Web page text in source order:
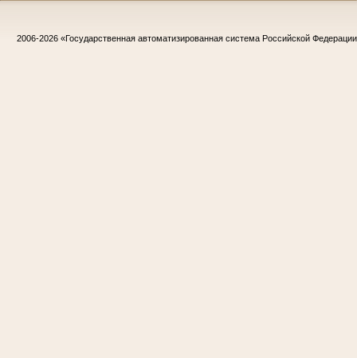
2006-2026 «Государственная автоматизированная система Российской